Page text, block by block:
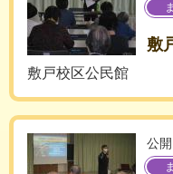
敷
敷戸校区公民館
公